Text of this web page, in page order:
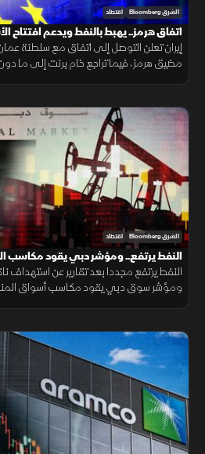
الشرق Bloomberg اقتصاد
اتفاق هرمز.. يهبط بالنفط ويدعم افتتاح
إيران تعلن التوصل إلى اتفاق مع سلطنة
الشرق Bloomberg اقتصاد
النفط يرتفع.. ومؤشر دبي يقود مكاسب
النفط يرتفع مجددا بعد تقارير عن استهداف
ومؤشر سوق دبي يقود مكاسب أسواق